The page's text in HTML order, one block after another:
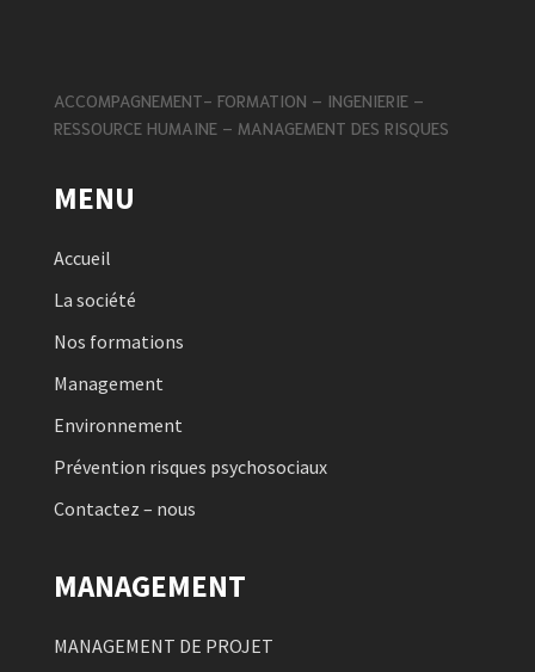
ACCOMPAGNEMENT- FORMATION – INGENIERIE –
RESSOURCE HUMAINE – MANAGEMENT DES RISQUES
MENU
Accueil
La société
Nos formations
Management
Environnement
Prévention risques psychosociaux
Contactez – nous
MANAGEMENT
MANAGEMENT DE PROJET